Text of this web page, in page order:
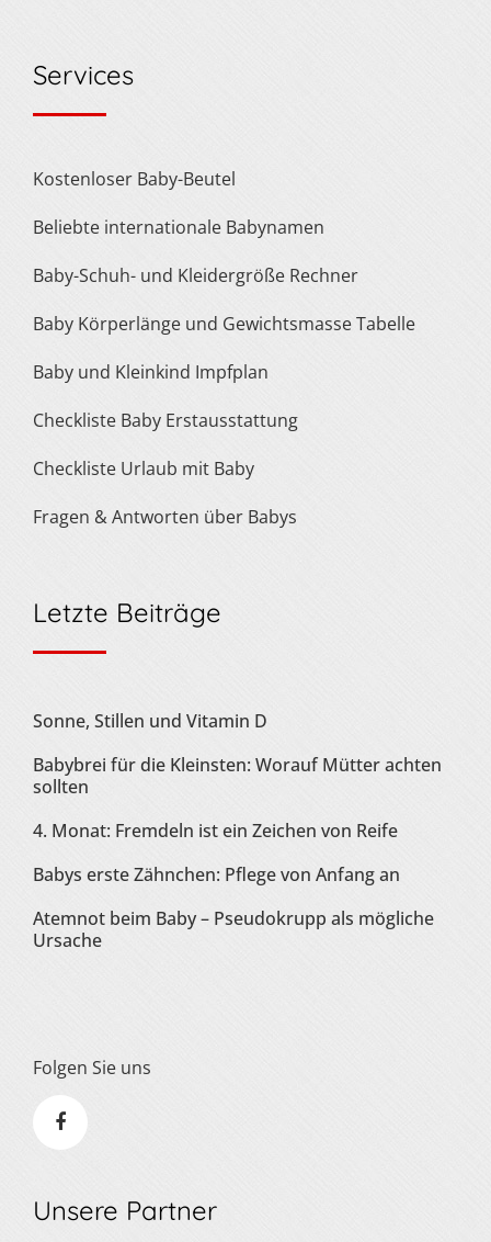
Services
Kostenloser Baby-Beutel
Beliebte internationale Babynamen
Baby-Schuh- und Kleidergröße Rechner
Baby Körperlänge und Gewichtsmasse Tabelle
Baby und Kleinkind Impfplan
Checkliste Baby Erstausstattung
Checkliste Urlaub mit Baby
Fragen & Antworten über Babys
Letzte Beiträge
Sonne, Stillen und Vitamin D
Babybrei für die Kleinsten: Worauf Mütter achten
sollten
4. Monat: Fremdeln ist ein Zeichen von Reife
Babys erste Zähnchen: Pflege von Anfang an
Atemnot beim Baby – Pseudokrupp als mögliche
Ursache
Folgen Sie uns
Unsere Partner